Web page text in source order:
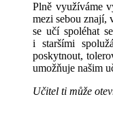
Plně využíváme
mezi sebou znají,
se učí spoléhat
i staršími
poskytnout,
umožňuje našim
Učitel ti může